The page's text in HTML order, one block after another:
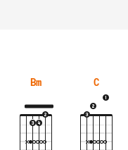
Bm C